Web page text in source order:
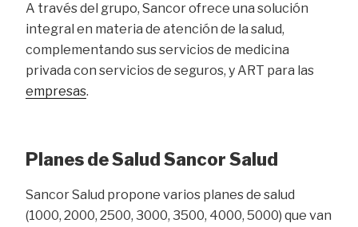
A través del grupo, Sancor ofrece una solución
integral en materia de atención de la salud,
complementando sus servicios de medicina
privada con servicios de seguros, y ART para las
empresas.
Planes de Salud Sancor Salud
Sancor Salud propone varios planes de salud
(1000, 2000, 2500, 3000, 3500, 4000, 5000) que van